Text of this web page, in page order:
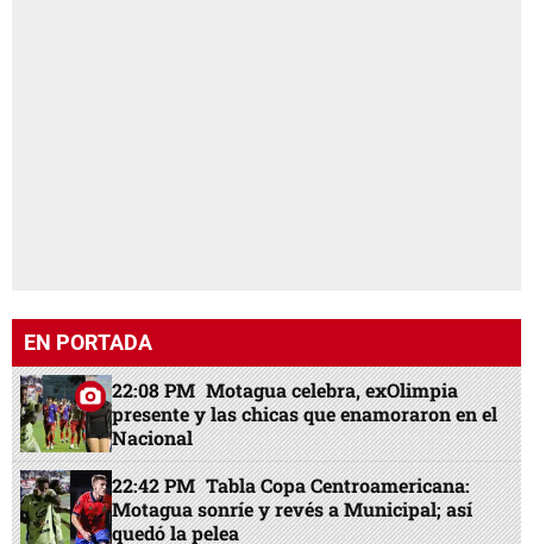
EN PORTADA
22:08 PM Motagua celebra, exOlimpia
presente y las chicas que enamoraron en el
Nacional
22:42 PM Tabla Copa Centroamericana:
Motagua sonríe y revés a Municipal; así
quedó la pelea